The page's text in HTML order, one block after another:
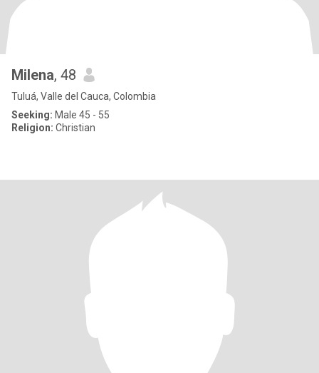
Milena, 48
Tuluá, Valle del Cauca, Colombia
Seeking: Male 45 - 55
Religion: Christian